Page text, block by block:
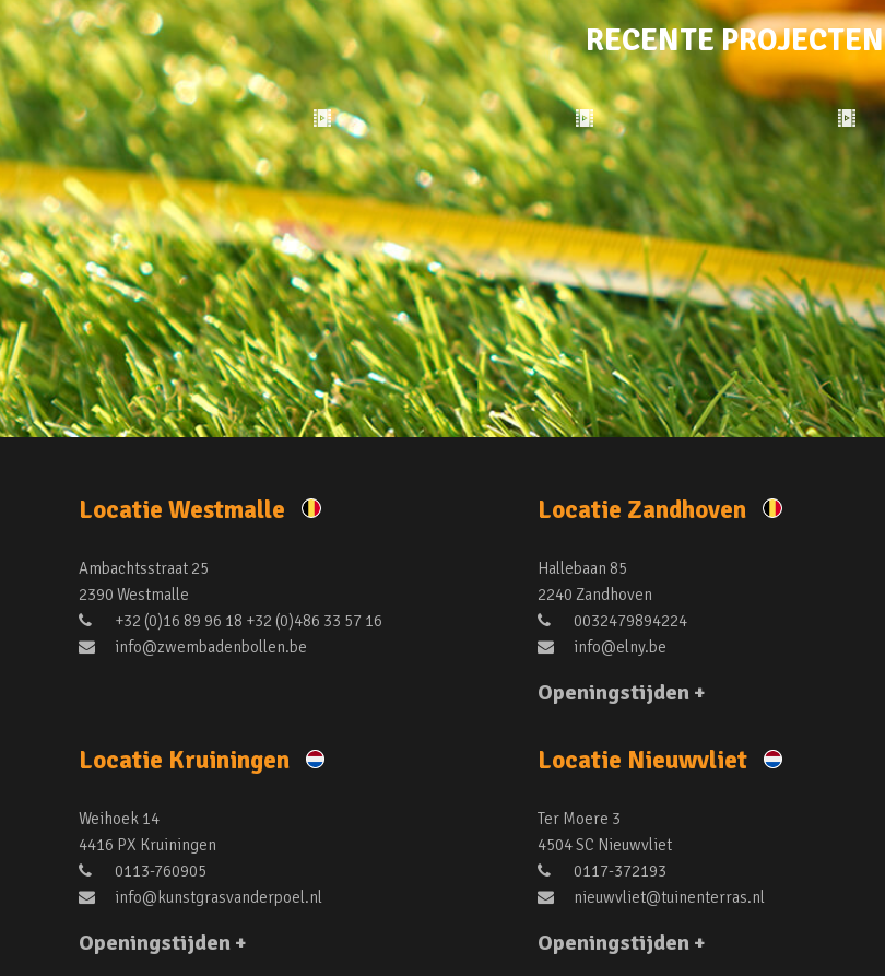
RECENTE PROJECTEN
Locatie Westmalle
Ambachtsstraat 25
2390 Westmalle
+32 (0)16 89 96 18 +32 (0)486 33 57 16
info@zwembadenbollen.be
Locatie Zandhoven
Hallebaan 85
2240 Zandhoven
0032479894224
info@elny.be
Openingstijden +
Locatie Kruiningen
Weihoek 14
4416 PX Kruiningen
0113-760905
info@kunstgrasvanderpoel.nl
Openingstijden +
Locatie Nieuwvliet
Ter Moere 3
4504 SC Nieuwvliet
0117-372193
nieuwvliet@tuinenterras.nl
Openingstijden +